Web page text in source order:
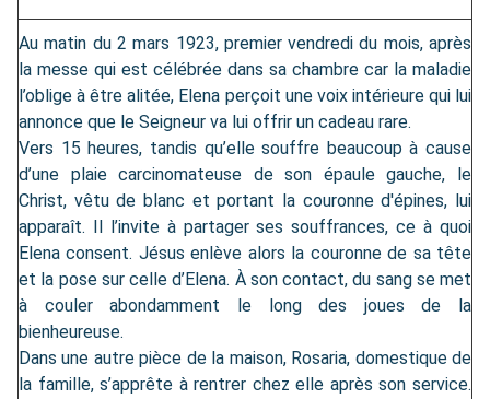
Au matin du 2 mars 1923, premier vendredi du mois, après
la messe qui est célébrée dans sa chambre car la maladie
l’oblige à être alitée, Elena perçoit une voix intérieure qui lui
annonce que le Seigneur va lui offrir un cadeau rare.
Vers 15 heures, tandis qu’elle souffre beaucoup à cause
d’une plaie carcinomateuse de son épaule gauche, le
Christ, vêtu de blanc et portant la couronne d'épines, lui
apparaît. Il l’invite à partager ses souffrances, ce à quoi
Elena consent. Jésus enlève alors la couronne de sa tête
et la pose sur celle d’Elena. À son contact, du sang se met
à couler abondamment le long des joues de la
bienheureuse.
Dans une autre pièce de la maison, Rosaria, domestique de
la famille, s’apprête à rentrer chez elle après son service.